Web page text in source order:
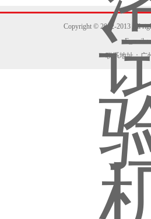
Copyright © 2012-2013 All
E_mail
联系地址：广